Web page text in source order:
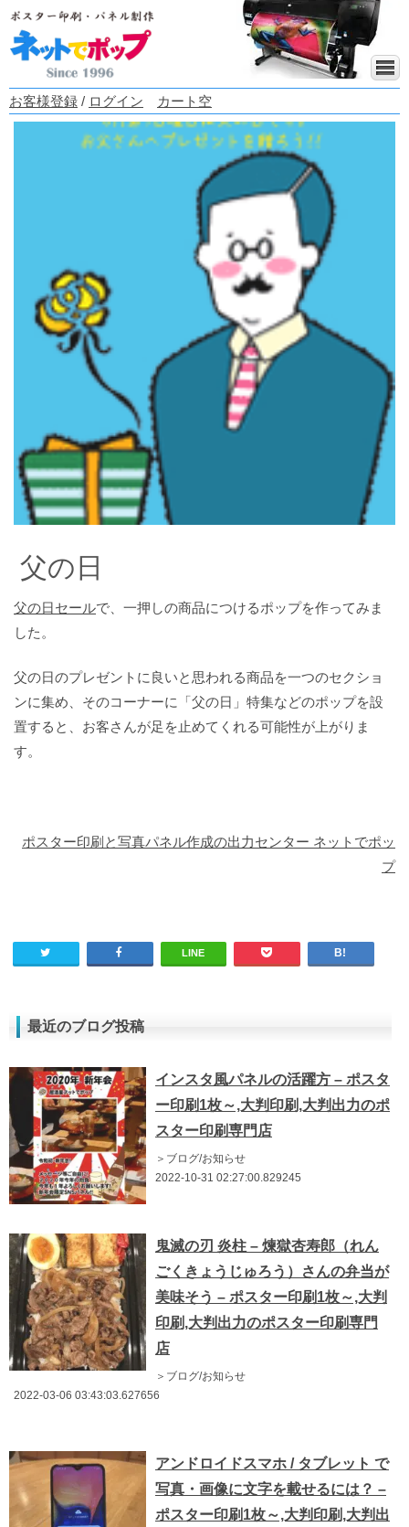
お客様登録 / ログイン カート空
父の日
父の日セールで、一押しの商品につけるポップを作ってみま
した。
父の日のプレゼントに良いと思われる商品を一つのセクショ
ンに集め、そのコーナーに「父の日」特集などのポップを設
置すると、お客さんが足を止めてくれる可能性が上がりま
す。
ポスター印刷と写真パネル作成の出力センター ネットでポッ
プ
LINE
最近のブログ投稿
インスタ風パネルの活躍方 – ポスタ
ー印刷1枚～,大判印刷,大判出力のポ
スター印刷専門店
＞ブログ/お知らせ
2022-10-31 02:27:00.829245
鬼滅の刃 炎柱 – 煉獄杏寿郎（れん
ごくきょうじゅろう）さんの弁当が
美味そう – ポスター印刷1枚～,大判
印刷,大判出力のポスター印刷専門
店
＞ブログ/お知らせ
2022-03-06 03:43:03.627656
アンドロイドスマホ / タブレット で
写真・画像に文字を載せるには？ –
ポスター印刷1枚～,大判印刷,大判出